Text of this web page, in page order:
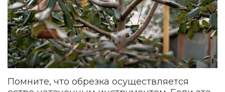
Помните, что обрезка осуществляется